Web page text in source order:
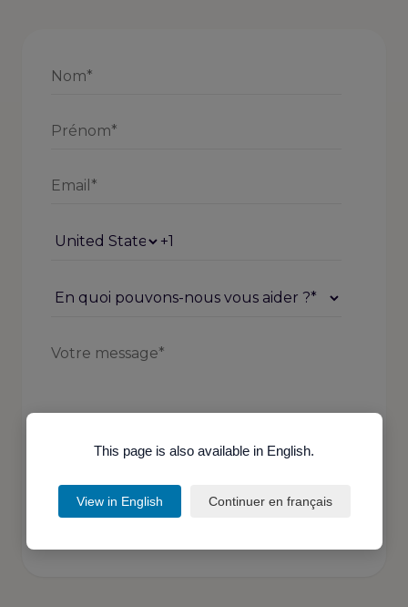
Je suis orthophoniste
This page is also available in English.
View in English Continuer en français